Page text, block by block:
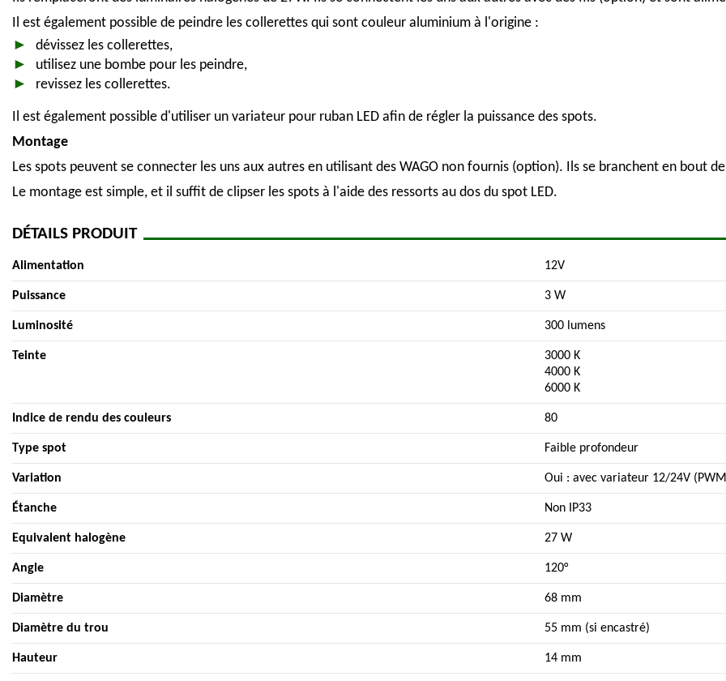
Il est également possible de peindre les collerettes qui sont couleur aluminium à l'origine :
dévissez les collerettes,
utilisez une bombe pour les peindre,
revissez les collerettes.
Il est également possible d'utiliser un variateur pour ruban LED afin de régler la puissance des spots.
Montage
Les spots peuvent se connecter les uns aux autres en utilisant des WAGO non fournis (option). Ils se branchent en bout
Le montage est simple, et il suffit de clipser les spots à l'aide des ressorts au dos du spot LED.
DÉTAILS PRODUIT
Alimentation 12V
Puissance 3 W
Luminosité 300 lumens
Teinte
3000 K
4000 K
6000 K
Indice de rendu des couleurs 80
Type spot Faible profondeur
Variation Oui : avec variateur 12/24V
Étanche Non IP33
Equivalent halogène 27 W
Angle 120°
Diamètre 68 mm
Diamètre du trou 55 mm (si encastré)
Hauteur 14 mm